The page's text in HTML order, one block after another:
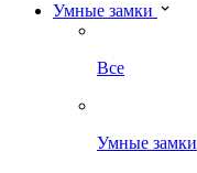
Умные замки
Все
Умные замки